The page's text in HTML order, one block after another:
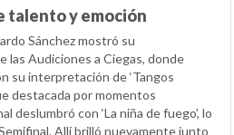
talento y emoción
Sánchez mostró su
Audiciones a Ciegas, donde
su interpretación de ‘Tangos
destacada por momentos
deslumbró con ‘La niña de fuego’, lo
Allí brilló nuevamente junto